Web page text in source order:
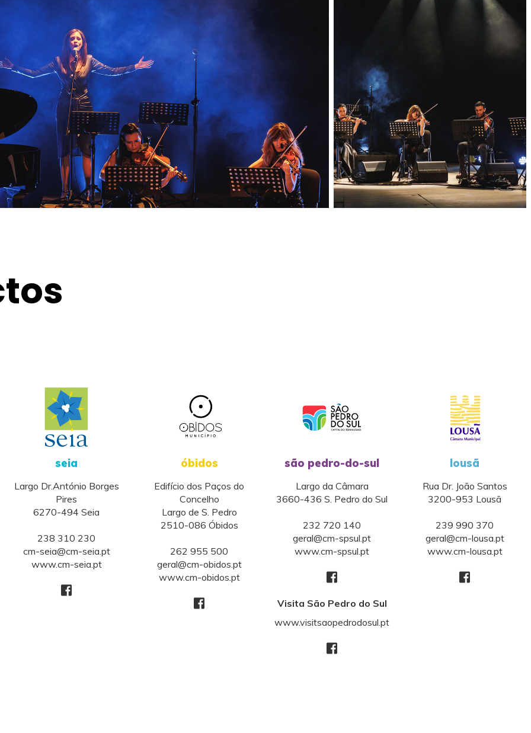
seia
Largo Dr.António Borges
Pires
6270-494 Seia
238 310 230
cm-seia@cm-seia.pt
www.cm-seia.pt
óbidos
Edifício dos Paços do
Concelho
Largo de S. Pedro
2510-086 Óbidos
262 955 500
geral@cm-obidos.pt
www.cm-obidos.pt
são pedro-do-sul
Largo da Câmara
3660-436 S. Pedro do Sul
232 720 140
geral@cm-spsul.pt
www.cm-spsul.pt
Visita São Pedro do Sul
www.visitsaopedrodosul.pt
lousã
Rua Dr. João Santos
3200-953 Lousã
239 990 370
geral@cm-lousa.pt
www.cm-lousa.pt